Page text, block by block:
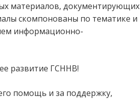
материалов, документирующих
скомпонованы по тематике и
информационно-
развитие ГСННВ!
помощь и за поддержку,